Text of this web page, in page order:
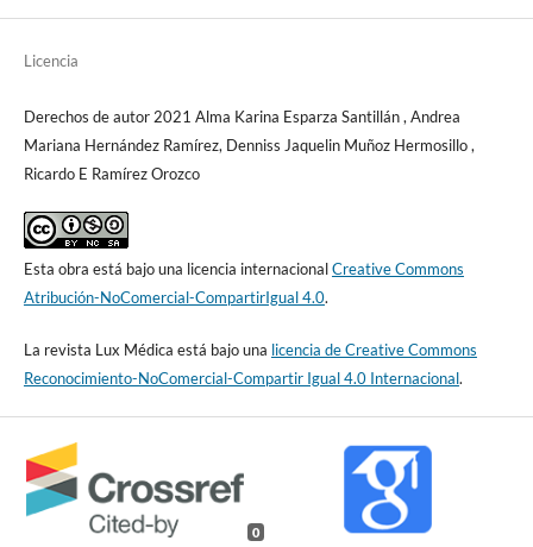
Licencia
Derechos de autor 2021 Alma Karina Esparza Santillán , Andrea
Mariana Hernández Ramírez, Denniss Jaquelin Muñoz Hermosillo ,
Ricardo E Ramírez Orozco
Esta obra está bajo una licencia internacionalCreative Commons
Atribución-NoComercial-CompartirIgual 4.0.
La revista Lux Médica está bajo una licencia de Creative Commons
Reconocimiento-NoComercial-Compartir Igual 4.0 Internacional.
0